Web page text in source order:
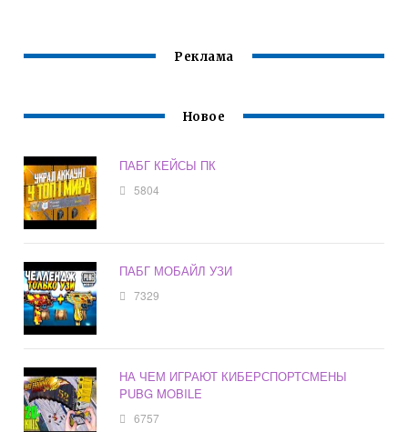
Реклама
Новое
ПАБГ КЕЙСЫ ПК
5804
ПАБГ МОБАЙЛ УЗИ
7329
НА ЧЕМ ИГРАЮТ КИБЕРСПОРТСМЕНЫ
PUBG MOBILE
6757